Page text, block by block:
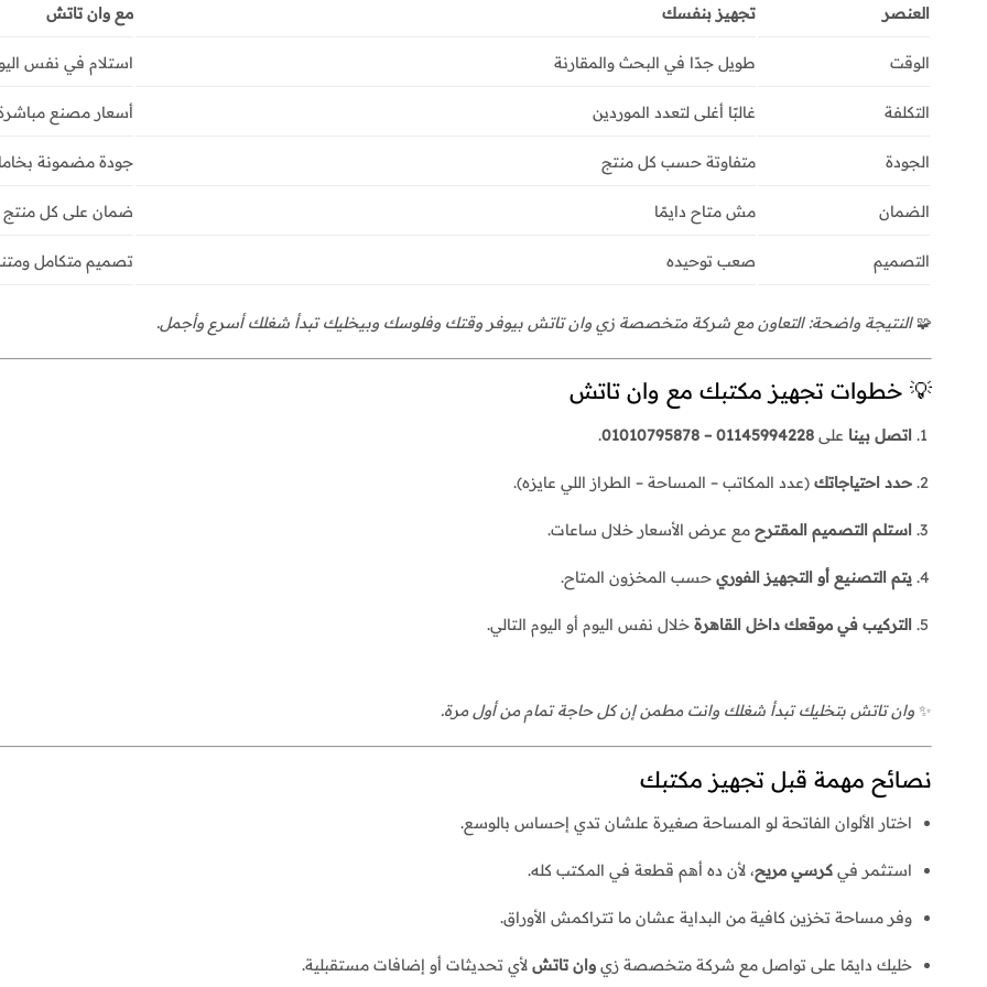
العنصر تجهيز بنفسك مع وان تاتش
الوقت طويل جدًا في البحث والمقارنة استلام في نفس
التكلفة غالبًا أغلى لتعدد الموردين أسعار مصنع
الجودة متفاوتة حسب كل منتج جودة مضمونة
الضمان مش متاح دايمًا ضمان على كل منتج
التصميم صعب توحيده تصميم متكامل
🧩النتيجة واضحة: التعاون مع شركة متخصصة زي وان تاتش بيوفر وقتك وفلوسك وبيخليك تبدأ شغلك أسرع وأجمل.
💡 خطوات تجهيز مكتبك مع وان تاتش
اتصل بينا على01145994228 – 01010795878
.
حدد احتياجاتك (عدد المكاتب – المساحة – الطراز اللي عايزه).
استلم التصميم المقترح مع عرض الأسعار خلال ساعات.
يتم التصنيع أو التجهيز الفوري حسب المخزون المتاح.
التركيب في موقعك داخل القاهرة خلال نفس اليوم أو اليوم التالي.
✨ وان تاتش بتخليك تبدأ شغلك وانت مطمن إن كل حاجة تمام من أول مرة.
نصائح مهمة قبل تجهيز مكتبك
اختار الألوان الفاتحة لو المساحة صغيرة علشان تدي إحساس بالوسع.
استثمر فيكرسي مريح، لأن ده أهم قطعة في المكتب كله.
وفر مساحة تخزين كافية من البداية عشان ما تتراكمش الأوراق.
خليك دايمًا على تواصل مع شركة متخصصة زيوان تاتش لأي تحديثات أو إضافات مستقبلية.